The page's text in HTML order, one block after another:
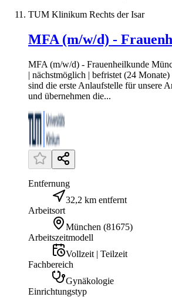
TUM Klinikum Rechts der Isar
MFA (m/w/d) -
MFA (m/w/d) - Frauenheilkunde
| nächstmöglich | befristet (24
sind die erste Anlaufstelle für unsere
und übernehmen die...
Entfernung
32,2 km entfernt
Arbeitsort
München (81675)
Arbeitszeitmodell
Vollzeit | Teilzeit
Fachbereich
Gynäkologie
Einrichtungstyp